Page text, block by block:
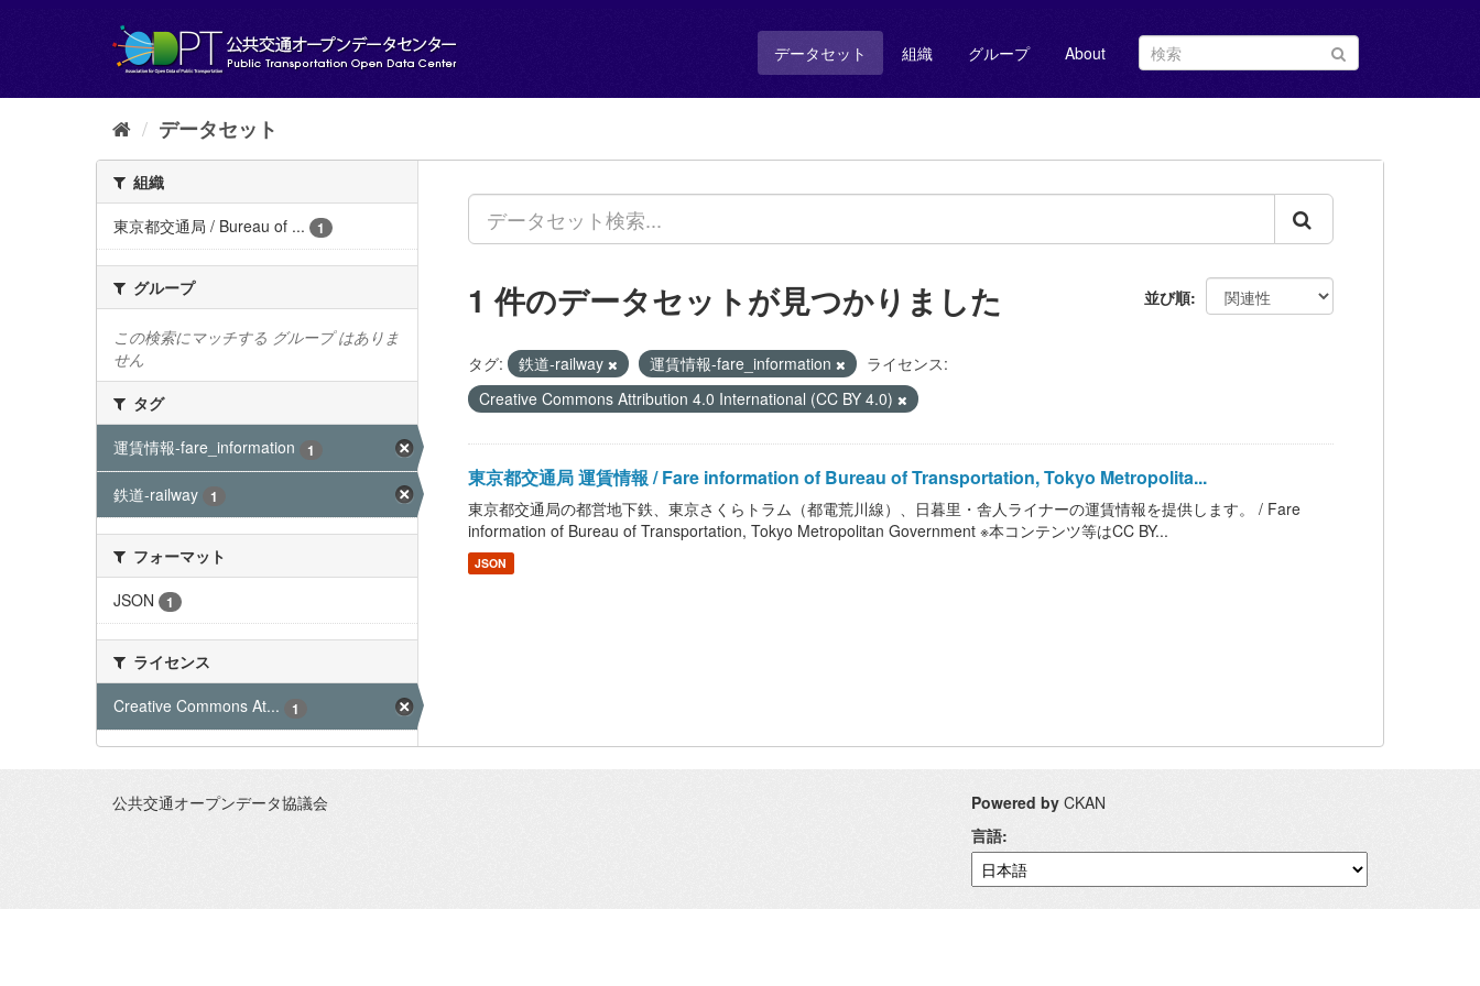
し
データセット 組織 グループ About
データセット
組織
東京都交通局 / Bureau of ...
1
グループ
この検索にマッチする グループ はありま
せん
タグ
運賃情報-fare_information
1
鉄道-railway 1
フォーマット
JSON
1
ライセンス
Creative Commons At...
1
並び順
1 件のデータセットが見つかりました
タグ: 鉄道-railway 運賃情報-fare_information
ライセンス:
Creative Commons Attribution 4.0 International (CC BY 4.0)
東京都交通局 運賃情報 / Fare information of Bureau of Transportation, Tokyo Metropolita...
東京都交通局の都営地下鉄、東京さくらトラム（都電荒川線）、日暮里・舎人ライナーの運賃情報を提供します。 / Fare
information of Bureau of Transportation, Tokyo Metropolitan Government ※本コンテンツ等はCC BY...
JSON
公共交通オープンデータ協議会 Powered by CKAN
言語